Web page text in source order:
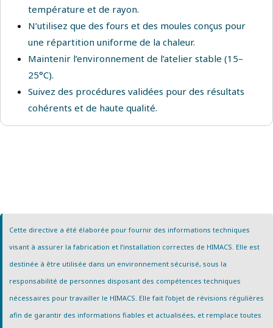
température et de rayon.
N’utilisez que des fours et des moules conçus pour
une répartition uniforme de la chaleur.
Maintenir l’environnement de l’atelier stable (15–
25°C).
Suivez des procédures validées pour des résultats
cohérents et de haute qualité.
Cette directive a été élaborée pour fournir des informations techniques
visant à assurer la fabrication et l’installation correctes de HIMACS. Elle est
destinée à être utilisée dans un environnement sécurisé, sous la
responsabilité de personnes disposant des compétences techniques
nécessaires pour travailler le HIMACS. Elle fait l’objet de révisions régulières
afin de garantir des informations fiables et actualisées, et remplace toutes